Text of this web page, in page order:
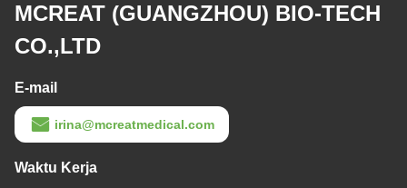
MCREAT (GUANGZHOU) BIO-TECH
CO.,LTD
E-mail
irina@mcreatmedical.com
Waktu Kerja